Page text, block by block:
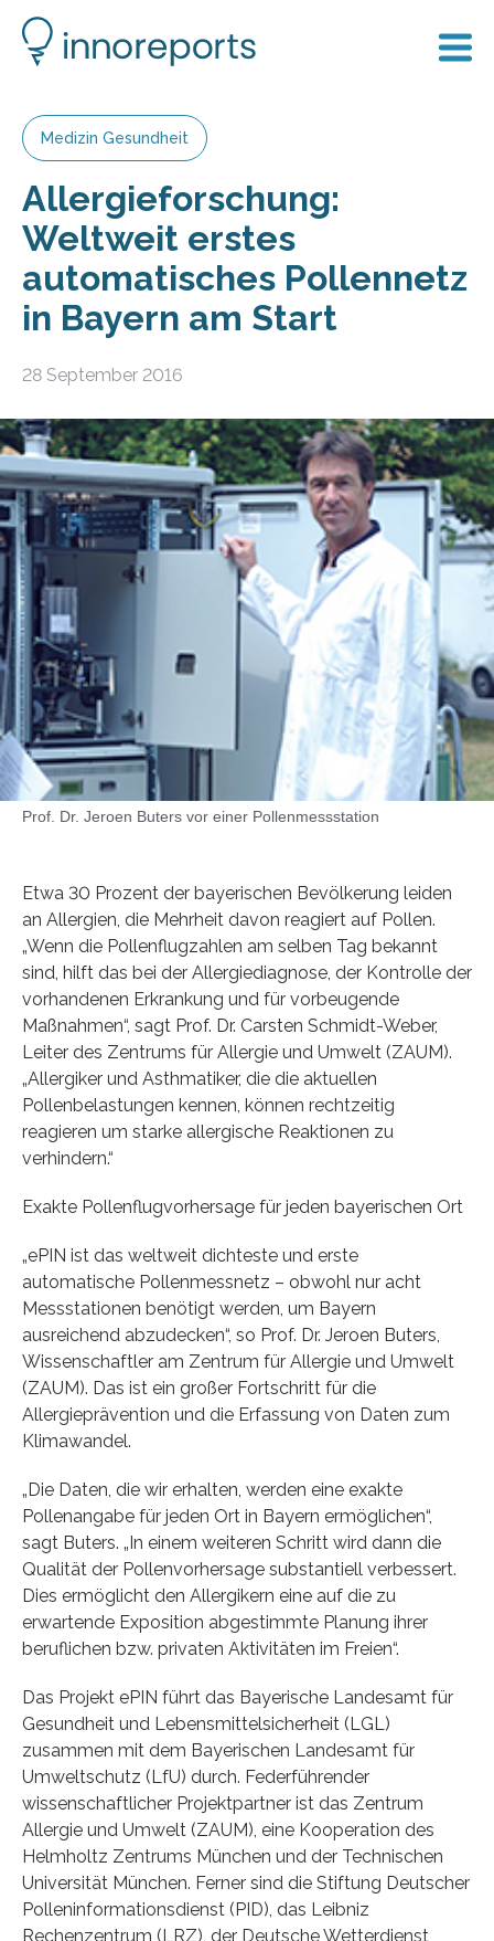
Medizin Gesundheit
Allergieforschung:
Weltweit erstes
automatisches Pollennetz
in Bayern am Start
28 September 2016
Prof. Dr. Jeroen Buters vor einer Pollenmessstation
Etwa 30 Prozent der bayerischen Bevölkerung leiden
an Allergien, die Mehrheit davon reagiert auf Pollen.
„Wenn die Pollenflugzahlen am selben Tag bekannt
sind, hilft das bei der Allergiediagnose, der Kontrolle der
vorhandenen Erkrankung und für vorbeugende
Maßnahmen“, sagt Prof. Dr. Carsten Schmidt-Weber,
Leiter des Zentrums für Allergie und Umwelt (ZAUM).
„Allergiker und Asthmatiker, die die aktuellen
Pollenbelastungen kennen, können rechtzeitig
reagieren um starke allergische Reaktionen zu
verhindern.“
Exakte Pollenflugvorhersage für jeden bayerischen Ort
„ePIN ist das weltweit dichteste und erste
automatische Pollenmessnetz – obwohl nur acht
Messstationen benötigt werden, um Bayern
ausreichend abzudecken“, so Prof. Dr. Jeroen Buters,
Wissenschaftler am Zentrum für Allergie und Umwelt
(ZAUM). Das ist ein großer Fortschritt für die
Allergieprävention und die Erfassung von Daten zum
Klimawandel.
„Die Daten, die wir erhalten, werden eine exakte
Pollenangabe für jeden Ort in Bayern ermöglichen“,
sagt Buters. „In einem weiteren Schritt wird dann die
Qualität der Pollenvorhersage substantiell verbessert.
Dies ermöglicht den Allergikern eine auf die zu
erwartende Exposition abgestimmte Planung ihrer
beruflichen bzw. privaten Aktivitäten im Freien“.
Das Projekt ePIN führt das Bayerische Landesamt für
Gesundheit und Lebensmittelsicherheit (LGL)
zusammen mit dem Bayerischen Landesamt für
Umweltschutz (LfU) durch. Federführender
wissenschaftlicher Projektpartner ist das Zentrum
Allergie und Umwelt (ZAUM), eine Kooperation des
Helmholtz Zentrums München und der Technischen
Universität München. Ferner sind die Stiftung Deutscher
Polleninformationsdienst (PID), das Leibniz
Rechenzentrum (LRZ), der Deutsche Wetterdienst